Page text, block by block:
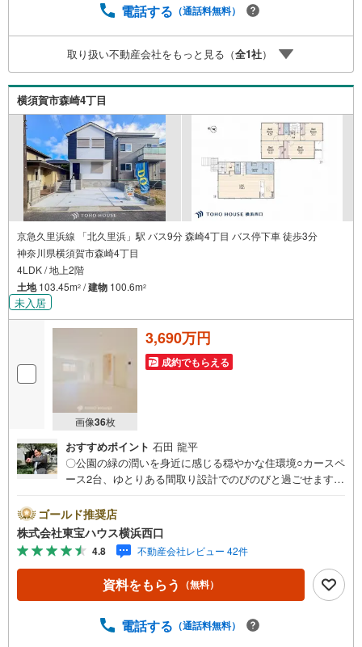
は出金と譲渡はできません。有効期限は付与日から60日で
ーー紹介金融機関/都市銀行利率/年利 0.95％（変動金利）※
上記金利は 2026年8月時点 のものであり、実際の適用金利
は融資実行時のものとなります。金利情勢により表記の返
済額と異なる場合があります。ーーーーーーーーーー
電話する （通話料無料）
取り扱い不動産会社をもっと見る（全1社）
横須賀市森崎4丁目
京急久里浜線 「北久里浜」駅 バス9分 森崎4丁目 バス停下車 徒歩3分
神奈川県横須賀市森崎4丁目
4LDK / 地上2階
土地103.45m2 /建物 100.6m2
未入居
画像36枚
3,690万円
成約でもらえる
おすすめポイント 石田 龍平
〇公園の緑の潤いを身近に感じる穏やかな住環境○カースペ
ース2台、ゆとりある間取り設計でのびのびと過ごせます○
ーーYahoo！ 不動産キャンペーン対象店舗ーーーー当店で
物件を成約するとPayPayボーナスライトがもらえる「Yah
oo！ 不動産 物件ご成約キャンペーン」の対象になりま
す。「資料をもらう」「見学予約をする」ボタンからお問
い合わせください。※必ずYahoo！ JAPAN IDでログインし
てください。※PayPayボーナスライトは出金と譲渡はでき
ーーーーーーーーーーーーーーーーーーー紹介金融機関/都
ゴールド推奨店
株式会社東宝ハウス横浜西口
4.8 不動産会社レビュー 42件
資料をもらう （無料）
電話する （通話料無料）